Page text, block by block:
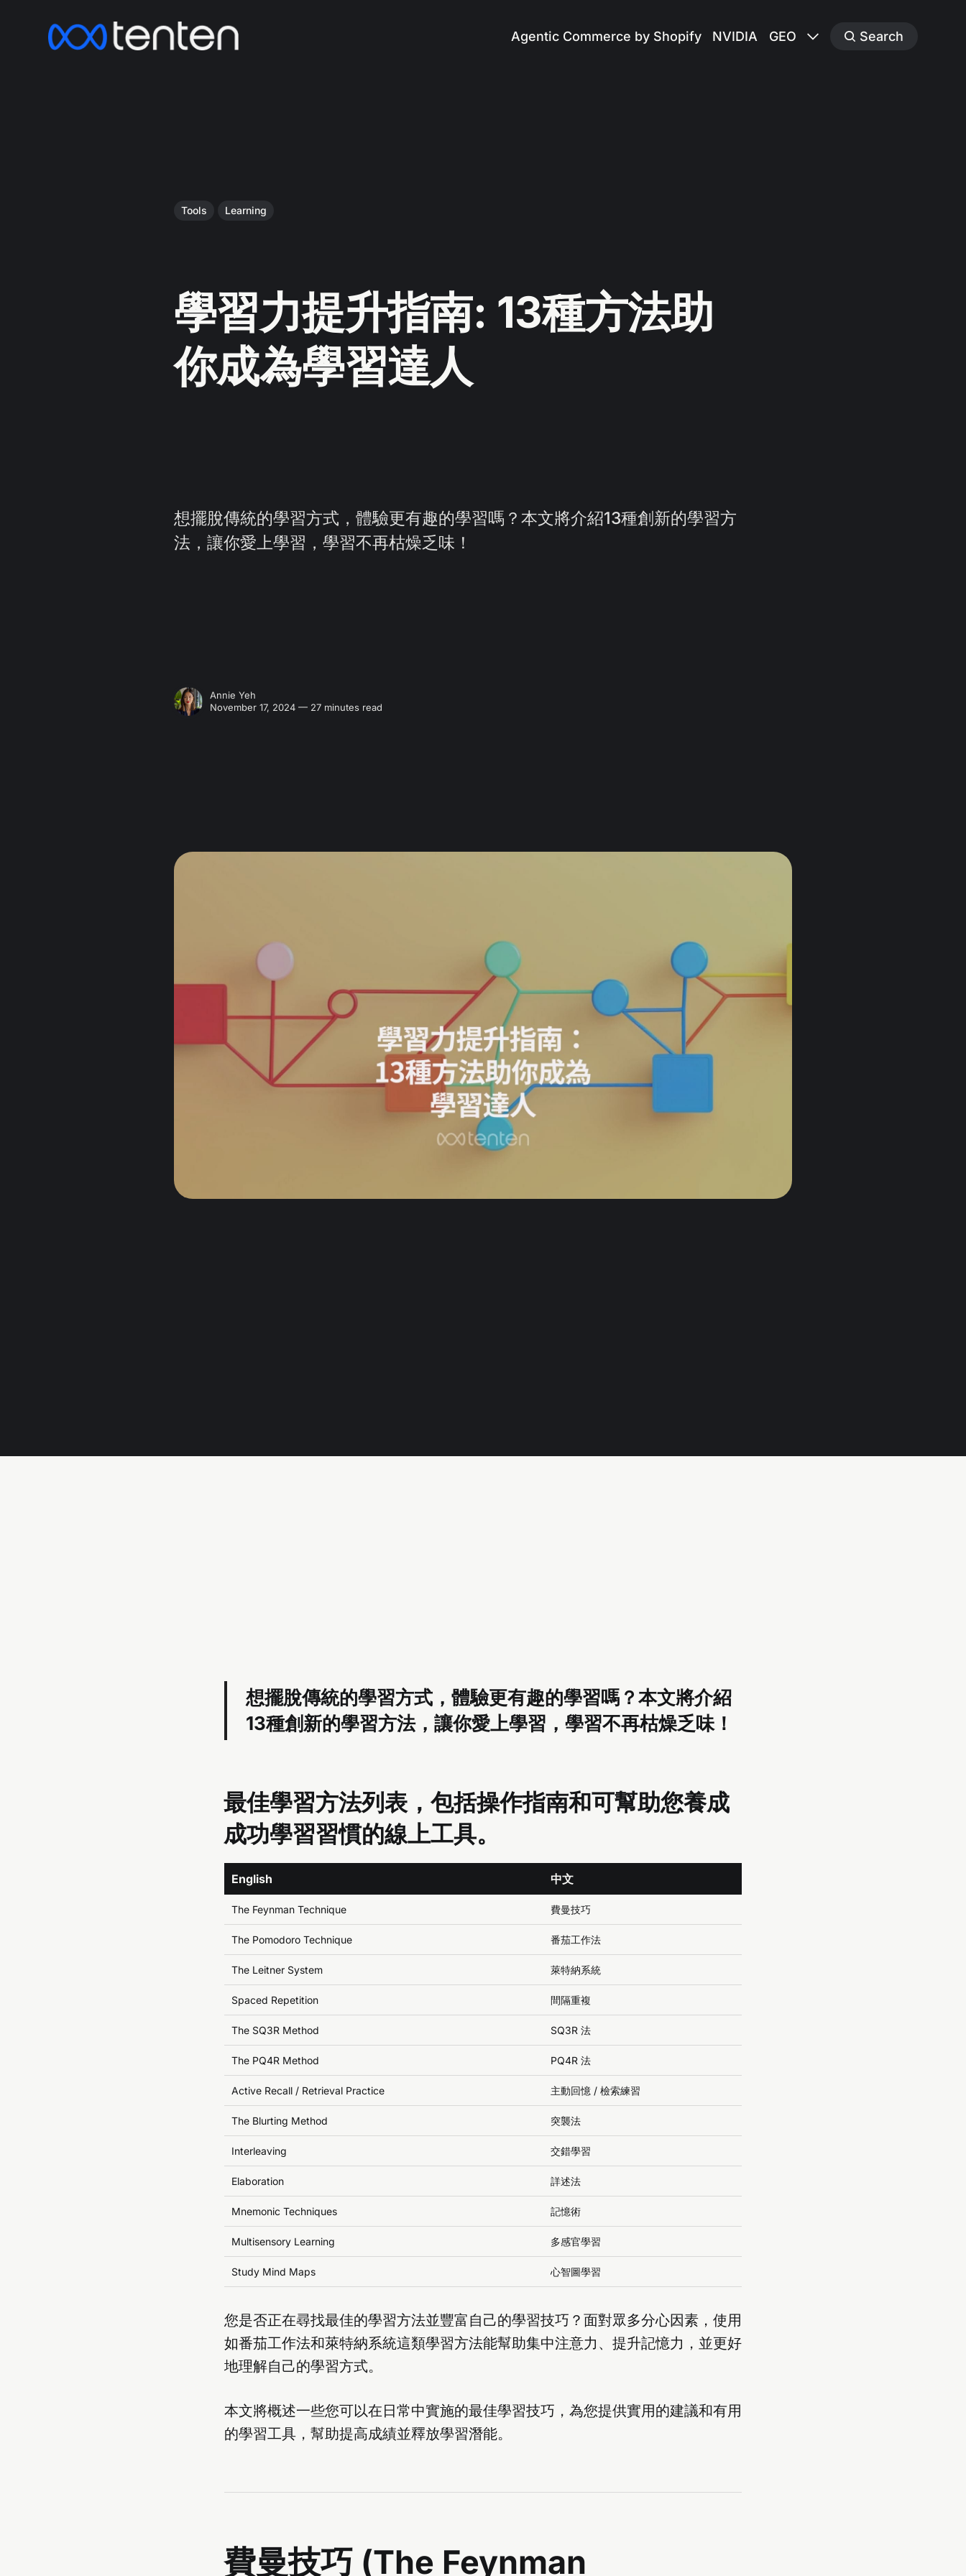
Agentic Commerce by Shopify NVIDIA GEO Search
Tools Learning
學習力提升指南: 13種方法助
你成為學習達人
想擺脫傳統的學習方式，體驗更有趣的學習嗎？本文將介紹13種創新的學習方
法，讓你愛上學習，學習不再枯燥乏味！
Annie Yeh
November 17, 2024 — 27 minutes read
想擺脫傳統的學習方式，體驗更有趣的學習嗎？本文將介紹
13種創新的學習方法，讓你愛上學習，學習不再枯燥乏味！
最佳學習方法列表，包括操作指南和可幫助您養成
成功學習習慣的線上工具。
English 中文
The Feynman Technique 費曼技巧
The Pomodoro Technique 番茄工作法
The Leitner System 萊特納系統
Spaced Repetition 間隔重複
The SQ3R Method SQ3R 法
The PQ4R Method PQ4R 法
Active Recall / Retrieval Practice 主動回憶 / 檢索練習
The Blurting Method 突襲法
Interleaving 交錯學習
Elaboration 詳述法
Mnemonic Techniques 記憶術
Multisensory Learning 多感官學習
Study Mind Maps 心智圖學習
您是否正在尋找最佳的學習方法並豐富自己的學習技巧？面對眾多分心因素，使用
如番茄工作法和萊特納系統這類學習方法能幫助集中注意力、提升記憶力，並更好
地理解自己的學習方式。
本文將概述一些您可以在日常中實施的最佳學習技巧，為您提供實用的建議和有用
的學習工具，幫助提高成績並釋放學習潛能。
費曼技巧 (The Feynman